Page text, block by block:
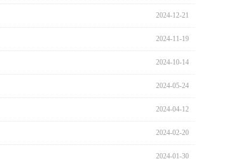
2024-12-21
2024-11-19
2024-10-14
2024-05-24
2024-04-12
2024-02-20
2024-01-30